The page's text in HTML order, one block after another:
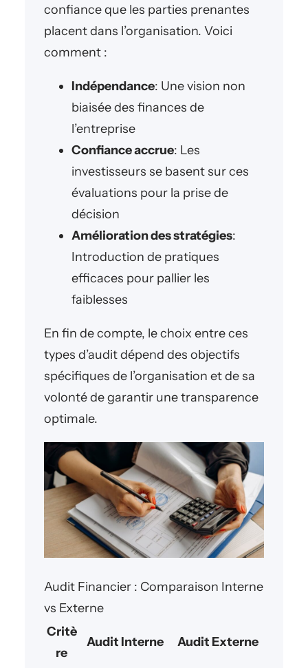
confiance que les parties prenantes
placent dans l’organisation. Voici
comment :
Indépendance: Une vision non
biaisée des finances de
l’entreprise
Confiance accrue: Les
investisseurs se basent sur ces
évaluations pour la prise de
décision
Amélioration des stratégies:
Introduction de pratiques
efficaces pour pallier les
faiblesses
En fin de compte, le choix entre ces
types d’audit dépend des objectifs
spécifiques de l’organisation et de sa
volonté de garantir une transparence
optimale.
Audit Financier : Comparaison Interne
vs Externe
Critè
re
Audit Interne Audit Externe